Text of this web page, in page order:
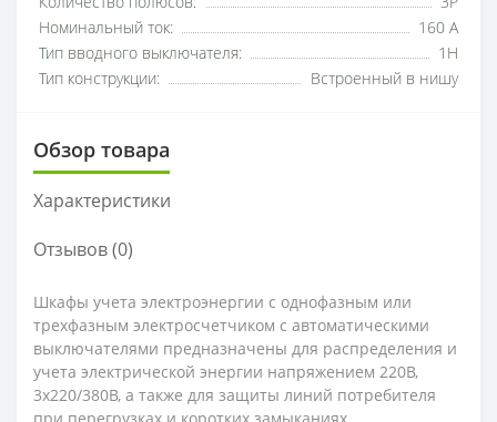
Номинальный ток:
160 А
Тип вводного выключателя:
1H
Тип конструкции:
Встроенный в нишу
Обзор товара
Характеристики
Отзывов (0)
Шкафы учета электроэнергии с однофазным или
трехфазным электросчетчиком с автоматическими
выключателями предназначены для распределения и
учета электрической энергии напряжением 220В,
3х220/380В, а также для защиты линий потребителя